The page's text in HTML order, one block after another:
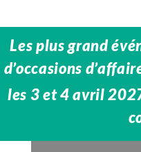
Les plus grand
d’occasions
les 3 et 4 avril